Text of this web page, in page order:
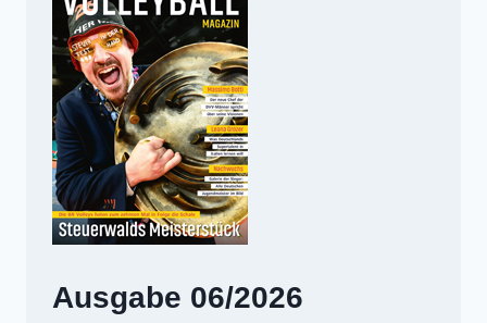
Ausgabe 06/2026